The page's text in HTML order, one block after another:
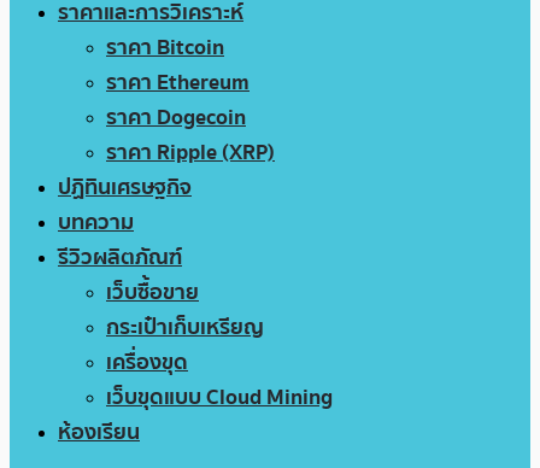
ราคาและการวิเคราะห์
ราคา Bitcoin
ราคา Ethereum
ราคา Dogecoin
ราคา Ripple (XRP)
ปฏิทินเศรษฐกิจ
บทความ
รีวิวผลิตภัณฑ์
เว็บซื้อขาย
กระเป๋าเก็บเหรียญ
เครื่องขุด
เว็บขุดแบบ Cloud Mining
ห้องเรียน